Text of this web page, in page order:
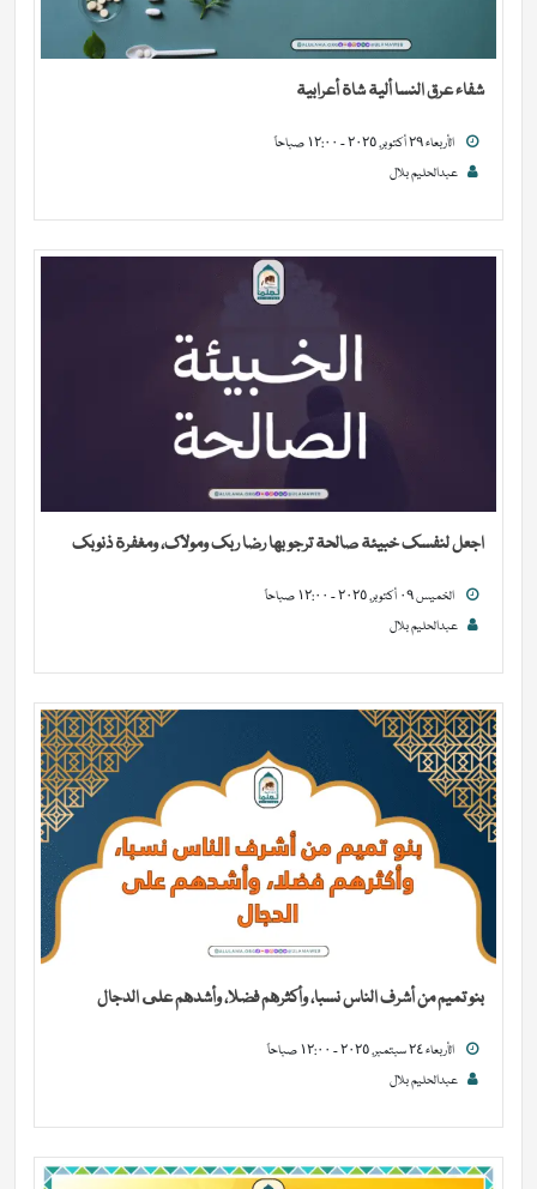
شفاء عرق النسا ألية شاة أعرابية
الأربعاء ٢٩ أكتوبر, ٢٠٢٥ - ١٢:٠٠ صباحاً
عبدالحليم بلال
اجعل لنفسك خبيئة صالحة ترجو بها رضا ربك ومولاك، ومغفرة ذنوبك
الخميس ٠٩ أكتوبر, ٢٠٢٥ - ١٢:٠٠ صباحاً
عبدالحليم بلال
بنو تميم من أشرف الناس نسبا، وأكثرهم فضلا، وأشدهم على الدجال
الأربعاء ٢٤ سبتمبر, ٢٠٢٥ - ١٢:٠٠ صباحاً
عبدالحليم بلال